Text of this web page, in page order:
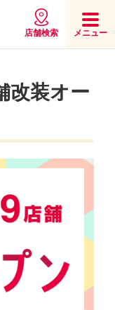
店舗検索 メニュー
改装オー